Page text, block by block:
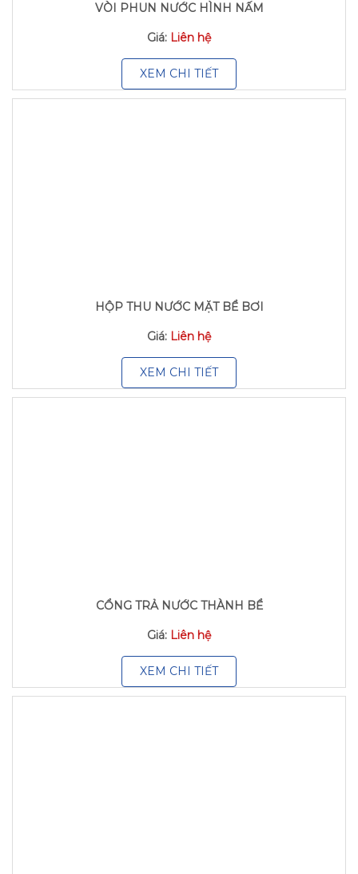
VÒI PHUN NƯỚC HÌNH NẤM
Giá: Liên hệ
XEM CHI TIẾT
HỘP THU NƯỚC MẶT BỂ BƠI
Giá: Liên hệ
XEM CHI TIẾT
CỔNG TRẢ NƯỚC THÀNH BỂ
Giá: Liên hệ
XEM CHI TIẾT